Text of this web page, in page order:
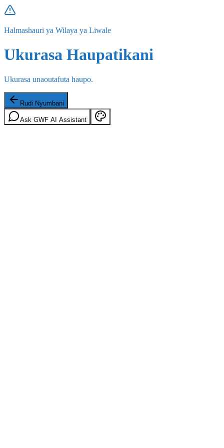
Halmashauri ya Wilaya ya Liwale
Ukurasa Haupatikani
Ukurasa unaoutafuta haupo.
Rudi Nyumbani
Ask GWF AI Assistant